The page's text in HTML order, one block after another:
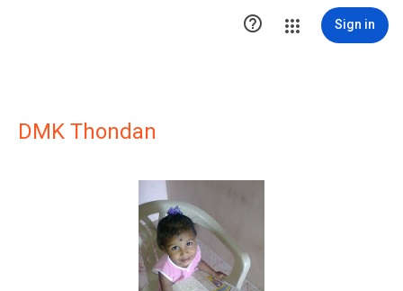
 Sign in
DMK Thondan